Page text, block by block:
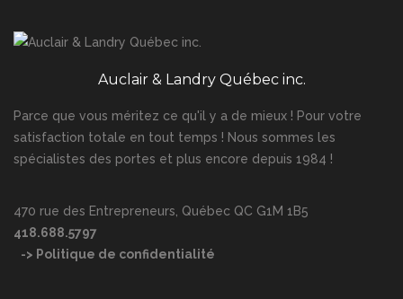
Auclair & Landry Québec inc.
Parce que vous méritez ce qu'il y a de mieux ! Pour votre
satisfaction totale en tout temps ! Nous sommes les
spécialistes des portes et plus encore depuis 1984 !
470 rue des Entrepreneurs, Québec QC G1M 1B5
418.688.5797
-> Politique de confidentialité